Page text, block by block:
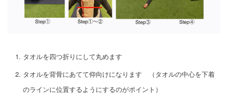
タオルを四つ折りにして丸めます
タオルを背骨にあてて仰向けになります （タオルの中心を下着
のラインに位置するようにするのがポイント）